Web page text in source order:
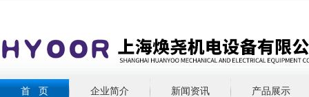
首 页 企业简介 新闻资讯 产品展示